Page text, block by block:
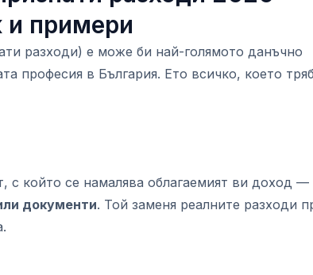
и примери
разходи) е може би най-голямото данъчно
професия в България. Ето всичко, което
с който се намалява облагаемият ви доход —
документи. Той заменя реалните разходи